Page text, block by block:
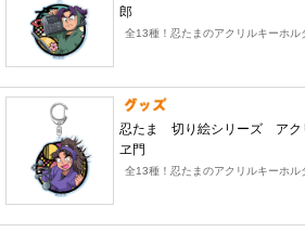
郎
全13種！忍たまのアクリルキーホル
忍たま 切り絵シリーズ アク
ヱ門
全13種！忍たまのアクリルキーホル